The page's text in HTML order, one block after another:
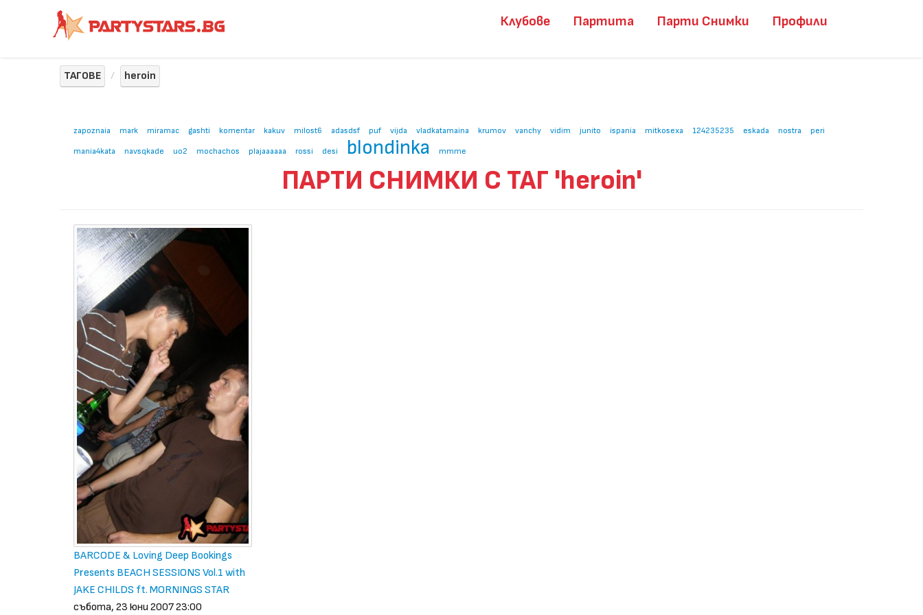
Клубове Партита Парти Снимки Профили
ТАГОВЕ heroin
zapoznaia mark miramac gashti komentar kakuv milost6 adasdsf puf vijda vladkatamaina krumov vanchy vidim junito ispania mitkosexa 124235235 eskada nostra
peri
mania4kata
navsqkade uo2 mochachos plajaaaaaa rossi desi blondinka mmme
ПАРТИ СНИМКИ С ТАГ 'heroin'
BARCODE & Loving Deep Bookings
Presents BEACH SESSIONS Vol.1 with
JAKE CHILDS ft. MORNINGS STAR
събота, 23 юни 2007 23:00